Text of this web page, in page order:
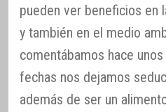
pueden ver beneficios en
y también en el medio
comentábamos hace
fechas nos dejamos
además de ser un